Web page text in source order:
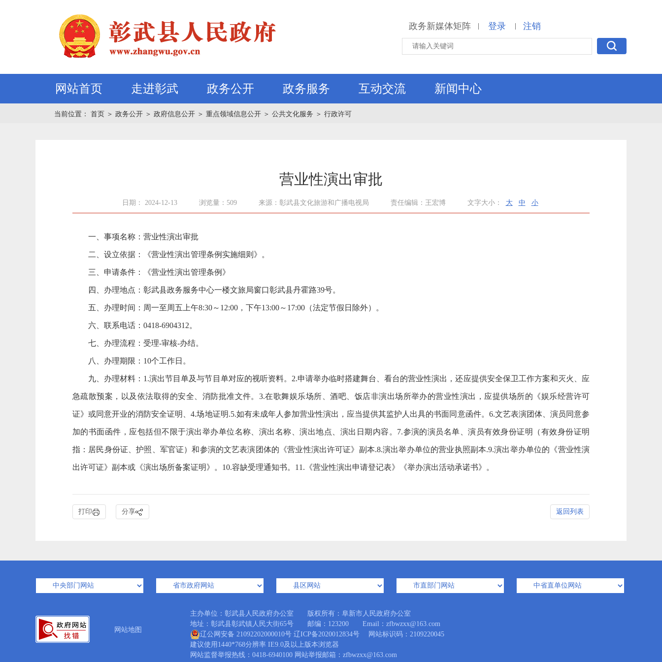
政务新媒体矩阵 | 登录 | 注销
网站首页 走进彰武 政务公开 政务服务 互动交流 新闻中心
当前位置： 首页 ＞ 政务公开 ＞ 政府信息公开 ＞ 重点领域信息公开 ＞ 公共文化服务 ＞ 行政许可
营业性演出审批
日期： 2024-12-13 浏览量：509 来源：彰武县文化旅游和广播电视局 责任编辑：王宏博 文字大小： 大 中 小
一、事项名称：营业性演出审批
二、设立依据：《营业性演出管理条例实施细则》。
三、申请条件：《营业性演出管理条例》
四、办理地点：彰武县政务服务中心一楼文旅局窗口彰武县丹霍路39号。
五、办理时间：周一至周五上午8:30～12:00，下午13:00～17:00（法定节假日除外）。
六、联系电话：0418-6904312。
七、办理流程：受理-审核-办结。
八、办理期限：10个工作日。
九、办理材料：1.演出节目单及与节目单对应的视听资料。2.申请举办临时搭建舞台、看台的营业性演出，还应提供安全保卫工作方案和灭火、应
急疏散预案，以及依法取得的安全、消防批准文件。3.在歌舞娱乐场所、酒吧、饭店非演出场所举办的营业性演出，应提供场所的《娱乐经营许可
证》或同意开业的消防安全证明、4.场地证明.5.如有未成年人参加营业性演出，应当提供其监护人出具的书面同意函件。6.文艺表演团体、演员同意参
加的书面函件，应包括但不限于演出举办单位名称、演出名称、演出地点、演出日期内容。7.参演的演员名单、演员有效身份证明（有效身份证明
指：居民身份证、护照、军官证）和参演的文艺表演团体的《营业性演出许可证》副本.8.演出举办单位的营业执照副本.9.演出举办单位的《营业性演
出许可证》副本或《演出场所备案证明》。10.容缺受理通知书。11.《营业性演出申请登记表》《举办演出活动承诺书》。
打印 分享 返回列表
网站地图
主办单位：彰武县人民政府办公室 版权所有：阜新市人民政府办公室
地址：彰武县彰武镇人民大街65号 邮编：123200 Email：zfbwzxx@163.com
辽公网安备 21092202000010号 辽ICP备2020012834号 网站标识码：2109220045
建议使用1440*768分辨率 IE9.0及以上版本浏览器
网站监督举报热线：0418-6940100 网站举报邮箱：zfbwzxx@163.com